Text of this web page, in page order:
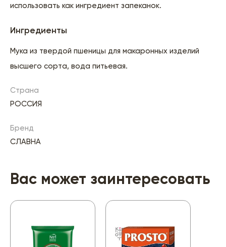
использовать как ингредиент запеканок.
Ингредиенты
Мука из твердой пшеницы для макаронных изделий
высшего сорта, вода питьевая.
Страна
РОССИЯ
Бренд
СЛАВНА
Вас может заинтересовать